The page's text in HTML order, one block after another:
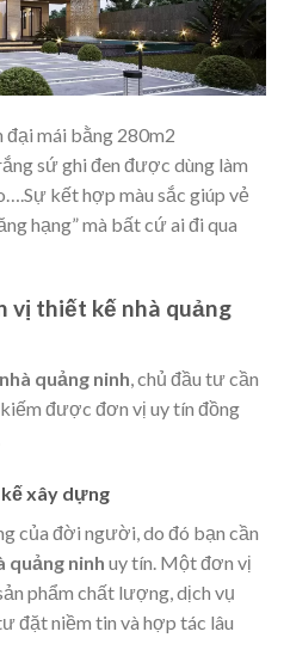
mái bằng 280m2
sứ ghi đen được dùng làm
kết hợp màu sắc giúp vẻ
hạng” mà bất cứ ai đi qua
vị thiết kế nhà quảng
quảng ninh , chủ đầu tư cần
được đơn vị uy tín đồng
xây dựng
của đời người, do đó bạn cần
quảng ninh uy tín. Một đơn vị
phẩm chất lượng, dịch vụ
đặt niềm tin và hợp tác lâu